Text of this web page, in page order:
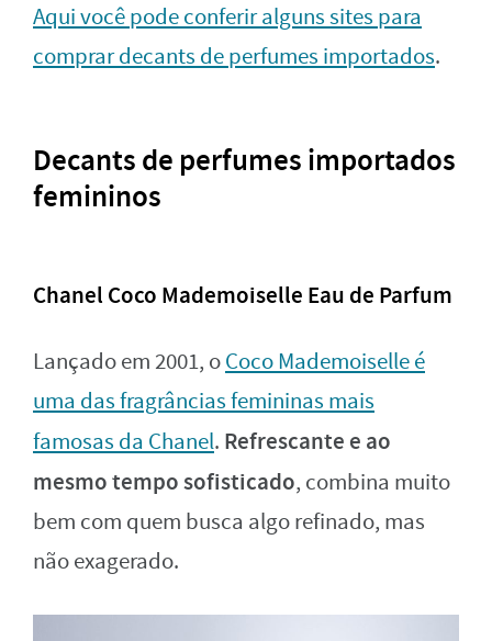
Aqui você pode conferir alguns sites para
comprar decants de perfumes importados.
Decants de perfumes importados
femininos
Chanel Coco Mademoiselle Eau de Parfum
Lançado em 2001, oCoco Mademoiselle é
uma das fragrâncias femininas mais
famosas da Chanel. Refrescante e ao
mesmo tempo sofisticado, combina muito
bem com quem busca algo refinado, mas
não exagerado.